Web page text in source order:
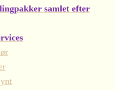
samlet efter